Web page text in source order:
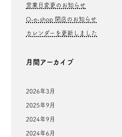
営業日変更のお知らせ
O-e-shop 閉店のお知らせ
カレンダーを更新しました
月間アーカイブ
2026年3月
2025年9月
2024年9月
2024年6月